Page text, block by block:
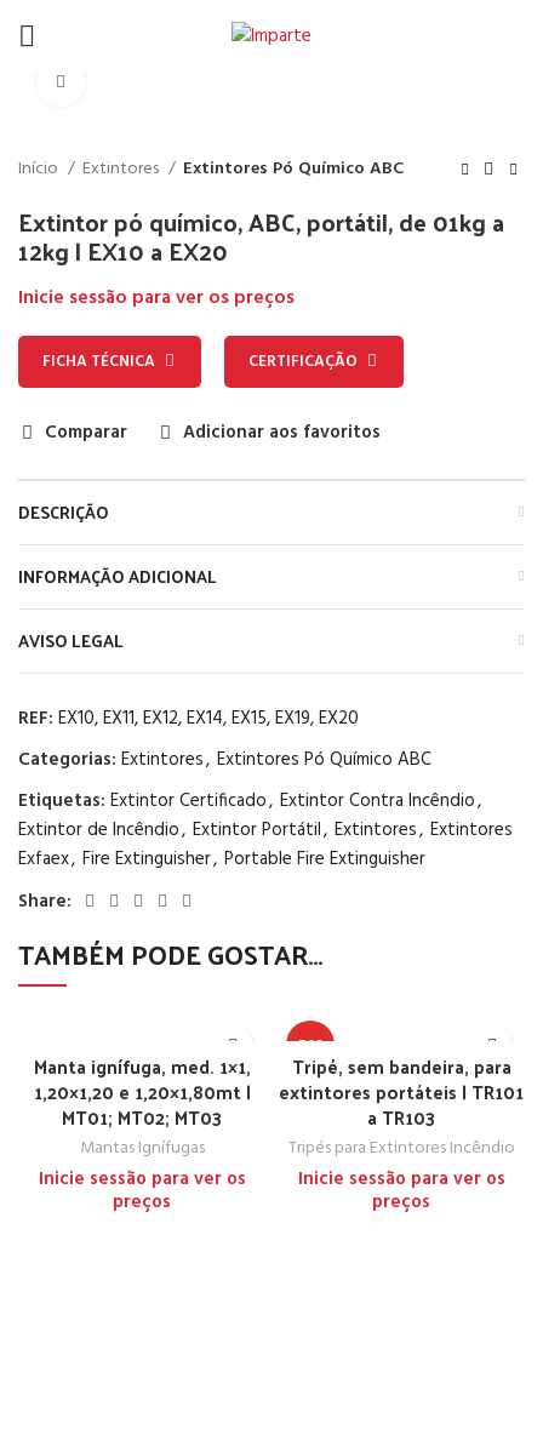
Início Extintores Extintores Pó Químico ABC
Extintor pó químico, ABC, portátil, de 01kg a
12kg | EX10 a EX20
Inicie sessão para ver os preços
FICHA TÉCNICA CERTIFICAÇÃO
Comparar Adicionar aos favoritos
DESCRIÇÃO
INFORMAÇÃO ADICIONAL
AVISO LEGAL
REF: EX10, EX11, EX12, EX14, EX15, EX19, EX20
Categorias: Extintores, Extintores Pó Químico ABC
Etiquetas: Extintor Certificado, Extintor Contra Incêndio,
Extintor de Incêndio, Extintor Portátil, Extintores, Extintores
Exfaex, Fire Extinguisher, Portable Fire Extinguisher
Share:
TAMBÉM PODE GOSTAR…
Manta ignífuga, med. 1×1,
1,20×1,20 e 1,20×1,80mt |
MT01; MT02; MT03
Mantas Ignífugas
Inicie sessão para ver os
preços
TOP
Tripé, sem bandeira, para
extintores portáteis | TR101
a TR103
Tripés para Extintores Incêndio
Inicie sessão para ver os
preços